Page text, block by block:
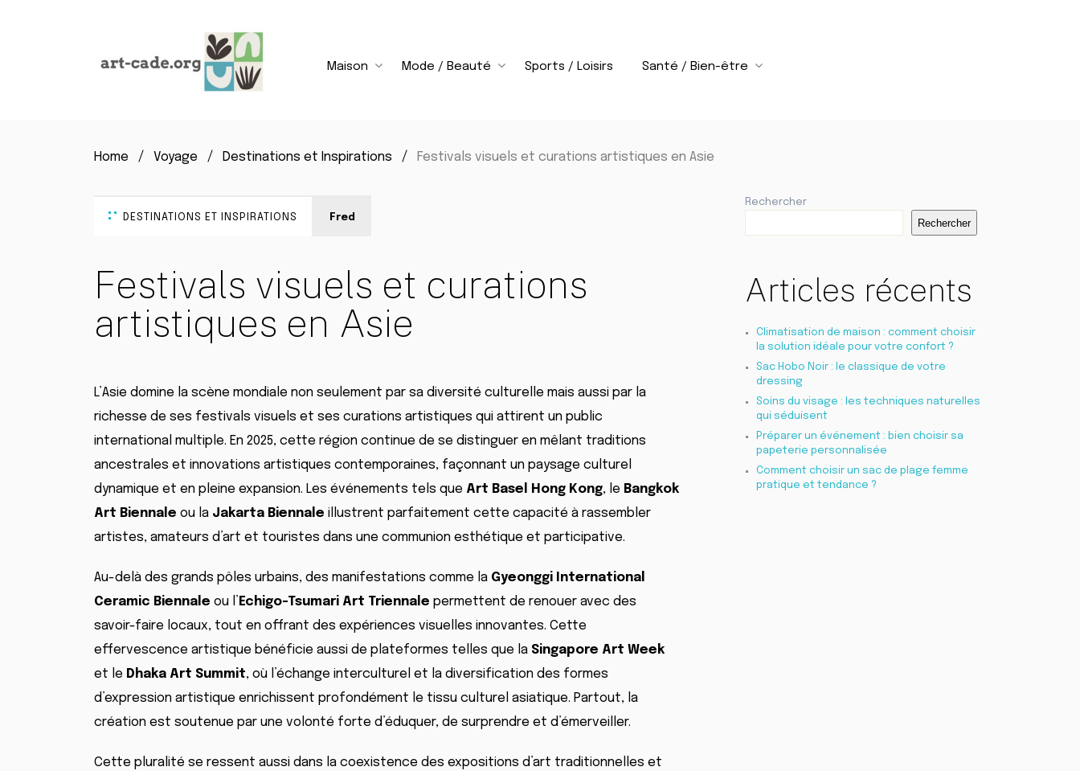
Maison Mode / Beauté Sports / Loisirs Santé / Bien-être
Home Voyage Destinations et Inspirations Festivals visuels et curations artistiques en Asie
DESTINATIONS ET INSPIRATIONS Fred
Festivals visuels et curations
artistiques en Asie
L’Asie domine la scène mondiale non seulement par sa diversité culturelle mais aussi par la
richesse de ses festivals visuels et ses curations artistiques qui attirent un public
international multiple. En 2025, cette région continue de se distinguer en mêlant traditions
ancestrales et innovations artistiques contemporaines, façonnant un paysage culturel
dynamique et en pleine expansion. Les événements tels que Art Basel Hong Kong, le Bangkok
Art Biennale ou la Jakarta Biennale illustrent parfaitement cette capacité à rassembler
artistes, amateurs d’art et touristes dans une communion esthétique et participative.
Au-delà des grands pôles urbains, des manifestations comme la Gyeonggi International
Ceramic Biennale ou l’ Echigo-Tsumari Art Triennale permettent de renouer avec des
savoir-faire locaux, tout en offrant des expériences visuelles innovantes. Cette
effervescence artistique bénéficie aussi de plateformes telles que la Singapore Art Week
et le Dhaka Art Summit, où l’échange interculturel et la diversification des formes
d’expression artistique enrichissent profondément le tissu culturel asiatique. Partout, la
création est soutenue par une volonté forte d’éduquer, de surprendre et d’émerveiller.
Cette pluralité se ressent aussi dans la coexistence des expositions d’art traditionnelles et
Rechercher
Rechercher
Articles récents
Climatisation de maison : comment choisir
la solution idéale pour votre confort ?
Sac Hobo Noir : le classique de votre
dressing
Soins du visage : les techniques naturelles
qui séduisent
Préparer un événement : bien choisir sa
papeterie personnalisée
Comment choisir un sac de plage femme
pratique et tendance ?